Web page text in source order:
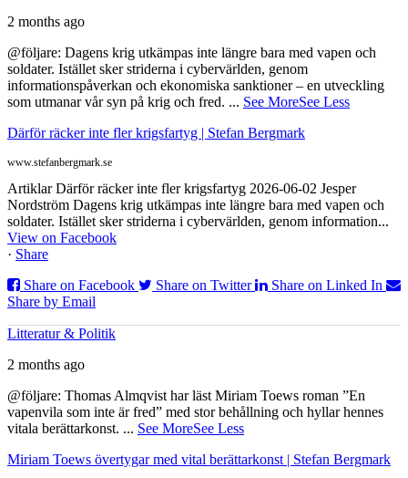
2 months ago
@följare: Dagens krig utkämpas inte längre bara med vapen och
soldater. Istället sker striderna i cybervärlden, genom
informationspåverkan och ekonomiska sanktioner – en utveckling
som utmanar vår syn på krig och fred. ... See MoreSee Less
Därför räcker inte fler krigsfartyg | Stefan Bergmark
www.stefanbergmark.se
Artiklar Därför räcker inte fler krigsfartyg 2026-06-02 Jesper
Nordström Dagens krig utkämpas inte längre bara med vapen och
soldater. Istället sker striderna i cybervärlden, genom information...
View on Facebook
· Share
Share on Facebook
Share on Twitter
Share on Linked In
Share by Email
Litteratur & Politik
2 months ago
@följare: Thomas Almqvist har läst Miriam Toews roman ”En
vapenvila som inte är fred” med stor behållning och hyllar hennes
vitala berättarkonst. ... See MoreSee Less
Miriam Toews övertygar med vital berättarkonst | Stefan Bergmark